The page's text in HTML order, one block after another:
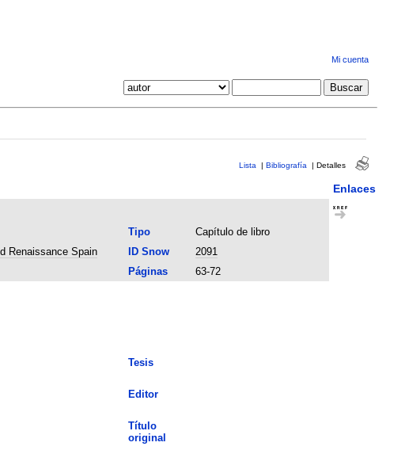
Mi cuenta
Lista | Bibliografía | Detalles
Enlaces
Tipo
Capítulo de libro
Renaissance Spain ID Snow
2091
Páginas
63-72
Tesis
Editor
Título
original